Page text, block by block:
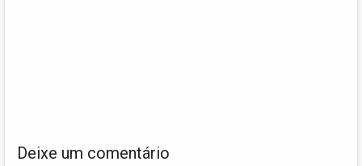
Deixe um comentário